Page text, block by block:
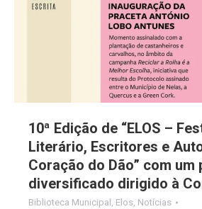
10ª Edição de “ELOS –
Literário, Escritores e
Coração do Dão” com um
diversificado dirigido à
Biblioteca Municipal , Elos, Notícias